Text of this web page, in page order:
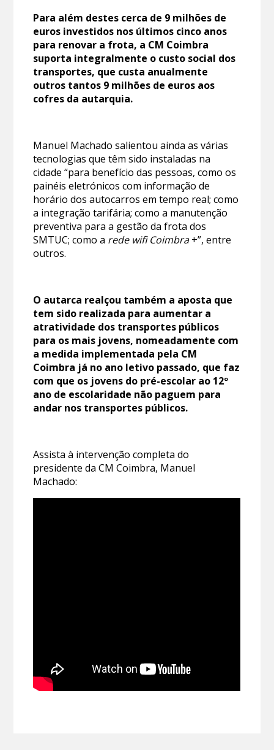
Para além destes cerca de 9 milhões de
euros investidos nos últimos cinco anos
para renovar a frota, a CM Coimbra
suporta integralmente o custo social dos
transportes, que custa anualmente
outros tantos 9 milhões de euros aos
cofres da autarquia.
Manuel Machado salientou ainda as várias
tecnologias que têm sido instaladas na
cidade “para benefício das pessoas, como os
painéis eletrónicos com informação de
horário dos autocarros em tempo real; como
a integração tarifária; como a manutenção
preventiva para a gestão da frota dos
SMTUC; como a rede wifi Coimbra+”, entre
outros.
O autarca realçou também a aposta que
tem sido realizada para aumentar a
atratividade dos transportes públicos
para os mais jovens, nomeadamente com
a medida implementada pela CM
Coimbra já no ano letivo passado, que faz
com que os jovens do pré-escolar ao 12º
ano de escolaridade não paguem para
andar nos transportes públicos.
Assista à intervenção completa do
presidente da CM Coimbra, Manuel
Machado: